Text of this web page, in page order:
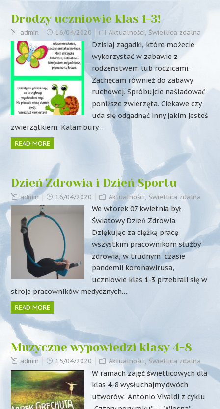
Drodzy uczniowie klas 1-3!
admin 16/04/2020 Aktualności, Świetlica zdalna
Dzisiaj zagadki, które możecie
wykorzystać w zabawie z
rodzeństwem lub rodzicami.
Zachęcam również do zabawy
ruchowej. Spróbujcie naśladować
poniższe zwierzęta. Ciekawe czy
uda się odgadnąć inny jakim jesteś
zwierzątkiem. Kalambury…
READ MORE
Dzień Zdrowia i Dzień Sportu
admin 16/04/2020 Aktualności, Świetlica zdalna
We wtorek 07 kwietnia był
Światowy Dzień Zdrowia.
Dziękując za ciężką pracę
wszystkim pracownikom służby
zdrowia, w trudnym czasie
pandemii koronawirusa,
uczniowie klas 1-3 przebrali się w
stroje pracowników medycznych….
READ MORE
Muzyczne wypowiedzi klasy 4-8
admin 15/04/2020 Aktualności, Świetlica zdalna
W ramach zajęć świetlicowych dla
klas 4-8 wysłuchajmy dwóch
utworów: Antonio Vivaldi z cyklu